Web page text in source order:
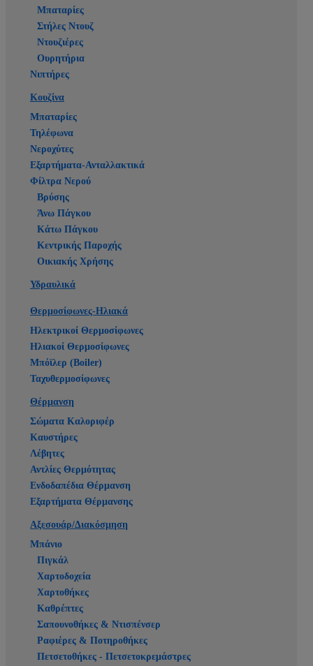
Μπαταρίες
Στήλες Ντουζ
Ντουζιέρες
Ουρητήρια
Νιπτήρες
Κουζίνα
Μπαταρίες
Τηλέφωνα
Νεροχύτες
Εξαρτήματα-Ανταλλακτικά
Φίλτρα Νερού
Βρύσης
Άνω Πάγκου
Κάτω Πάγκου
Κεντρικής Παροχής
Οικιακής Χρήσης
Υδραυλικά
Θερμοσίφωνες-Ηλιακά
Ηλεκτρικοί Θερμοσίφωνες
Ηλιακοί Θερμοσίφωνες
Μπόϊλερ (Boiler)
Ταχυθερμοσίφωνες
Θέρμανση
Σώματα Καλοριφέρ
Καυστήρες
Λέβητες
Αντλίες Θερμότητας
Ενδοδαπέδια Θέρμανση
Εξαρτήματα Θέρμανσης
Αξεσουάρ/Διακόσμηση
Μπάνιο
Πιγκάλ
Χαρτοδοχεία
Χαρτοθήκες
Καθρέπτες
Σαπουνοθήκες & Ντισπένσερ
Ραφιέρες & Ποτηροθήκες
Πετσετοθήκες - Πετσετοκρεμάστρες